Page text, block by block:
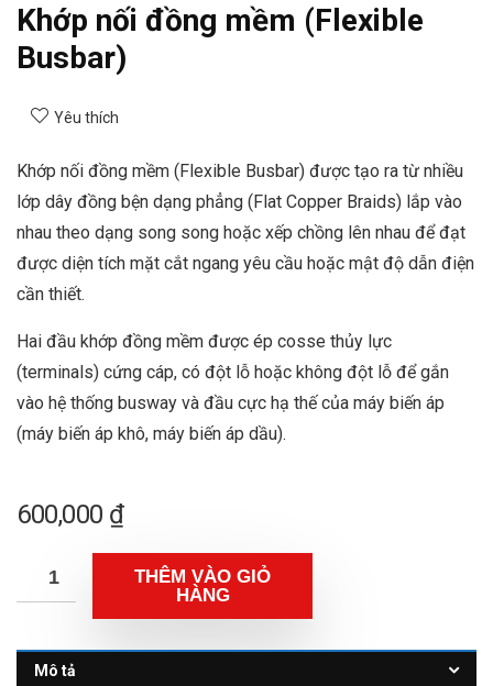
Khớp nối đồng mềm (Flexible
Busbar)
Yêu thích
Khớp nối đồng mềm (Flexible Busbar) được tạo ra từ nhiều
lớp dây đồng bện dạng phẳng (Flat Copper Braids) lắp vào
nhau theo dạng song song hoặc xếp chồng lên nhau để đạt
được diện tích mặt cắt ngang yêu cầu hoặc mật độ dẫn điện
cần thiết.
Hai đầu khớp đồng mềm được ép cosse thủy lực
(terminals) cứng cáp, có đột lỗ hoặc không đột lỗ để gắn
vào hệ thống busway và đầu cực hạ thế của máy biến áp
(máy biến áp khô, máy biến áp dầu).
600,000 ₫
THÊM VÀO GIỎ
HÀNG
Mô tả